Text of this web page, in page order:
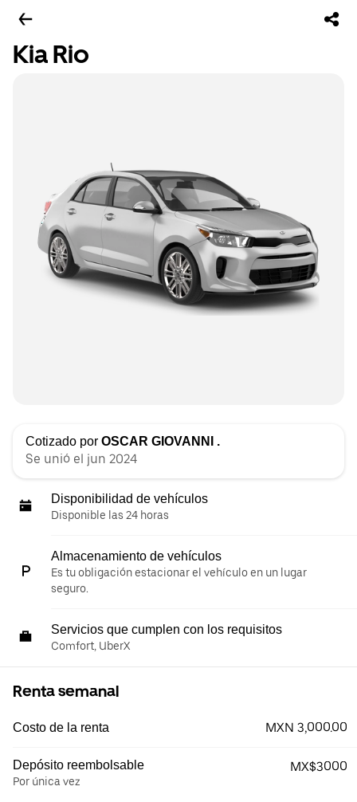
Kia Rio
Cotizado por OSCAR GIOVANNI .
Se unió el jun 2024
Disponibilidad de vehículos
Disponible las 24 horas
Almacenamiento de vehículos
Es tu obligación estacionar el vehículo en un lugar
seguro.
Servicios que cumplen con los requisitos
Comfort, UberX
Renta semanal
Costo de la renta MXN 3,000.00
Depósito reembolsable
Por única vez
MX$3000